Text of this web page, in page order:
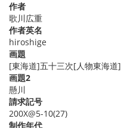
作者
歌川広重
作者英名
hiroshige
画題
[東海道]五十三次[人物東海道]
画題2
懸川
請求記号
200X@5-10(27)
制作年代